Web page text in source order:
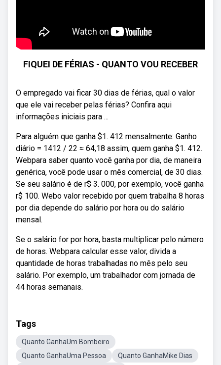
FIQUEI DE FÉRIAS - QUANTO VOU RECEBER
O empregado vai ficar 30 dias de férias, qual o valor
que ele vai receber pelas férias? Confira aqui
informações iniciais para ...
Para alguém que ganha $1. 412 mensalmente: Ganho
diário = 1412 / 22 ≈ 64,18 assim, quem ganha $1. 412.
Webpara saber quanto você ganha por dia, de maneira
genérica, você pode usar o mês comercial, de 30 dias.
Se seu salário é de r$ 3. 000, por exemplo, você ganha
r$ 100. Webo valor recebido por quem trabalha 8 horas
por dia depende do salário por hora ou do salário
mensal.
Se o salário for por hora, basta multiplicar pelo número
de horas. Webpara calcular esse valor, divida a
quantidade de horas trabalhadas no mês pelo seu
salário. Por exemplo, um trabalhador com jornada de
44 horas semanais.
Tags
Quanto GanhaUm Bombeiro
Quanto GanhaUma Pessoa
Quanto GanhaMike Dias